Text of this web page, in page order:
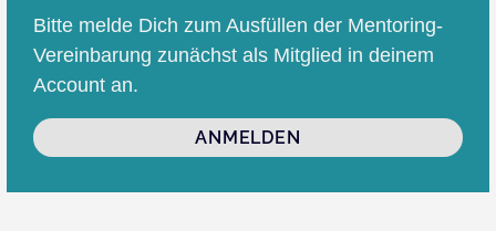
Bitte melde Dich zum Ausfüllen der Mentoring-
Vereinbarung zunächst als Mitglied in deinem
Account an.
ANMELDEN